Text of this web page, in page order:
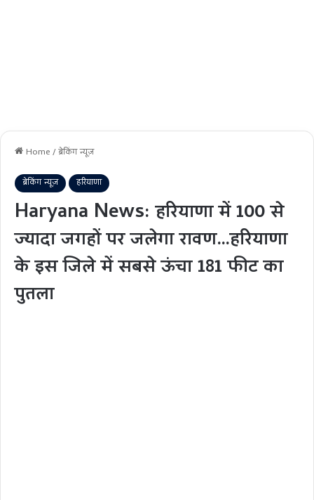
Home/ब्रेकिंग न्यूज़
ब्रेकिंग न्यूज़ हरियाणा
Haryana News: हरियाणा में 100 से
ज्यादा जगहों पर जलेगा रावण…हरियाणा
के इस जिले में सबसे ऊंचा 181 फीट का
पुतला